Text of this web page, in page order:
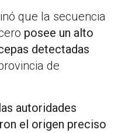
que la secuencia
posee un alto
detectadas
de
las autoridades
el origen preciso